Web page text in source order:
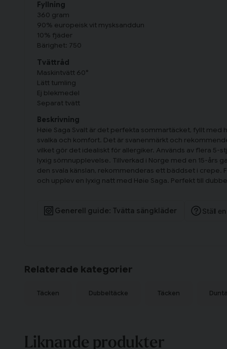
Fyllning
360 gram
90% europeisk vit mysksanddun
10% fjäder
Bärighet: 750
Tvättråd
Maskintvätt 60°
Lätt tumling
Ej blekmedel
Separat tvätt
Beskrivning
Høie Saga Svalt är det perfekta sommartäcket, fyllt med
svalka och komfort. Det är svanenmärkt och
vilket gör det idealiskt för allergiker. Används av flera 5-
lyxig sömnupplevelse. Tillverkad i Norge med en 15-års
den svala känslan, rekommenderas ett bäddset i crepe.
och upplev en lyxig natt med Høie Saga. Perfekt till
Generell guide: Tvätta sängkläder Ställ
Relaterade kategorier
Täcken Dubbeltäcke Täcken
Liknande produkter